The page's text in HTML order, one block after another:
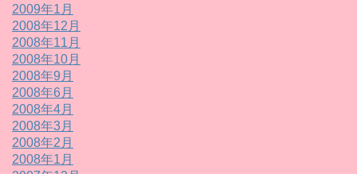
2009年1月
2008年12月
2008年11月
2008年10月
2008年9月
2008年6月
2008年4月
2008年3月
2008年2月
2008年1月